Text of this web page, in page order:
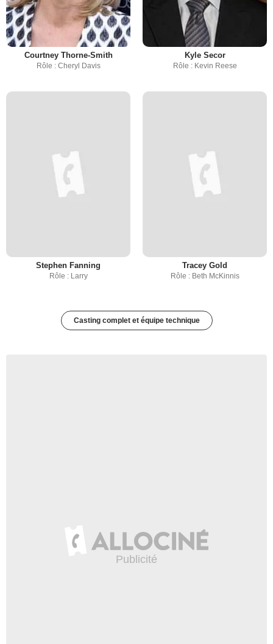
Courtney Thorne-Smith
Rôle : Cheryl Davis
Kyle Secor
Rôle : Kevin Reese
Stephen Fanning
Rôle : Larry
Tracey Gold
Rôle : Beth McKinnis
Casting complet et équipe technique